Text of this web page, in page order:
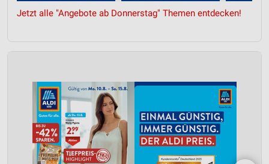
Jetzt alle "Angebote ab Donnerstag" Themen entdecken!